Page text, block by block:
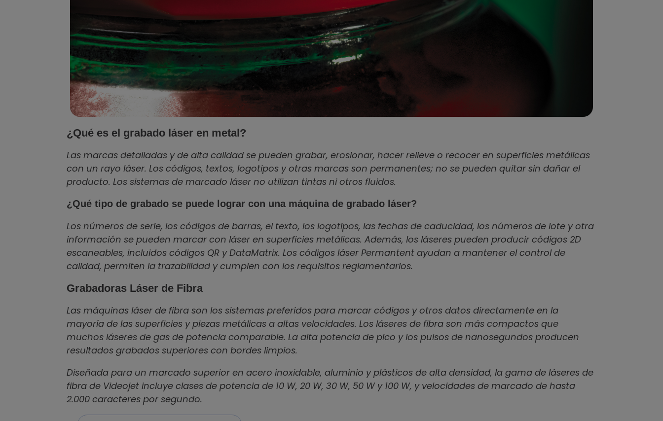
¿Qué es el grabado láser en metal?
Las marcas detalladas y de alta calidad se pueden grabar, erosionar, hacer relieve o recocer en superficies metálicas
con un rayo láser. Los códigos, textos, logotipos y otras marcas son permanentes; no se pueden quitar sin dañar el
producto. Los sistemas de marcado láser no utilizan tintas ni otros fluidos.
¿Qué tipo de grabado se puede lograr con una máquina de grabado láser?
Los números de serie, los códigos de barras, el texto, los logotipos, las fechas de caducidad, los números de lote y otra
información se pueden marcar con láser en superficies metálicas. Además, los láseres pueden producir códigos 2D
escaneables, incluidos códigos QR y DataMatrix. Los códigos láser Permantent ayudan a mantener el control de
calidad, permiten la trazabilidad y cumplen con los requisitos reglamentarios.
Grabadoras Láser de Fibra
Las máquinas láser de fibra son los sistemas preferidos para marcar códigos y otros datos directamente en la
mayoría de las superficies y piezas metálicas a altas velocidades. Los láseres de fibra son más compactos que
muchos láseres de gas de potencia comparable. La alta potencia de pico y los pulsos de nanosegundos producen
resultados grabados superiores con bordes limpios.
Diseñada para un marcado superior en acero inoxidable, aluminio y plásticos de alta densidad, la gama de láseres de
fibra de Videojet incluye clases de potencia de 10 W, 20 W, 30 W, 50 W y 100 W, y velocidades de marcado de hasta
2.000 caracteres por segundo.